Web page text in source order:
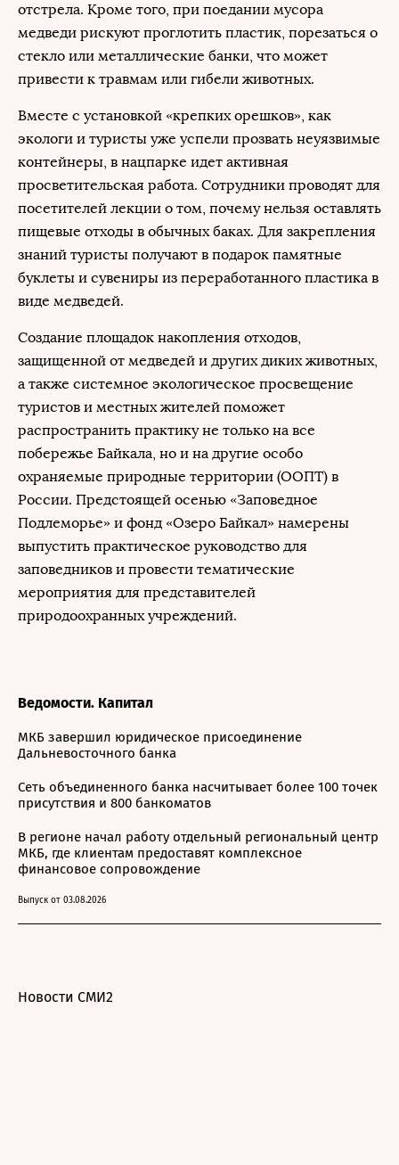
отстрела. Кроме того, при поедании мусора
медведи рискуют проглотить пластик, порезаться о
стекло или металлические банки, что может
привести к травмам или гибели животных.
Вместе с установкой «крепких орешков», как
экологи и туристы уже успели прозвать неуязвимые
контейнеры, в нацпарке идет активная
просветительская работа. Сотрудники проводят для
посетителей лекции о том, почему нельзя оставлять
пищевые отходы в обычных баках. Для закрепления
знаний туристы получают в подарок памятные
буклеты и сувениры из переработанного пластика в
виде медведей.
Создание площадок накопления отходов,
защищенной от медведей и других диких животных,
а также системное экологическое просвещение
туристов и местных жителей поможет
распространить практику не только на все
побережье Байкала, но и на другие особо
охраняемые природные территории (ООПТ) в
России. Предстоящей осенью «Заповедное
Подлеморье» и фонд «Озеро Байкал» намерены
выпустить практическое руководство для
заповедников и провести тематические
мероприятия для представителей
природоохранных учреждений.
Ведомости. Капитал
МКБ завершил юридическое присоединение
Дальневосточного банка
Сеть объединенного банка насчитывает более 100 точек
присутствия и 800 банкоматов
В регионе начал работу отдельный региональный центр
МКБ, где клиентам предоставят комплексное
финансовое сопровождение
Выпуск от 03.08.2026
Новости СМИ2